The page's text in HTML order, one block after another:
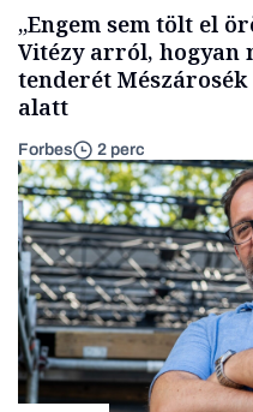
„Engem sem tölt el
Vitézy arról, hogyan
tenderét
alatt
Forbes 2 perc